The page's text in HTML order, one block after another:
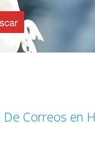
Correos en